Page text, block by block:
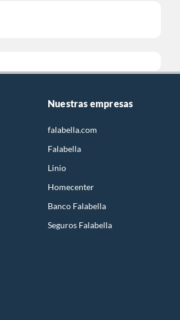
Nuestras empresas
falabella.com
Falabella
Linio
Homecenter
Banco Falabella
Seguros Falabella